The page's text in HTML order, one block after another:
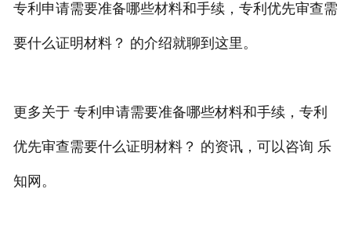
专利申请需要准备哪些材料和手续，专利优先审查需
要什么证明材料？ 的介绍就聊到这里。
更多关于 专利申请需要准备哪些材料和手续，专利
优先审查需要什么证明材料？ 的资讯，可以咨询 乐
知网。